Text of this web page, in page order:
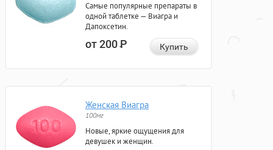
Самые популярные препараты в
одной таблетке — Виагра и
Дапоксетин.
от 200Р Купить
Женская Виагра
100мг
Новые, яркие ощущения для
девушек и женщин.